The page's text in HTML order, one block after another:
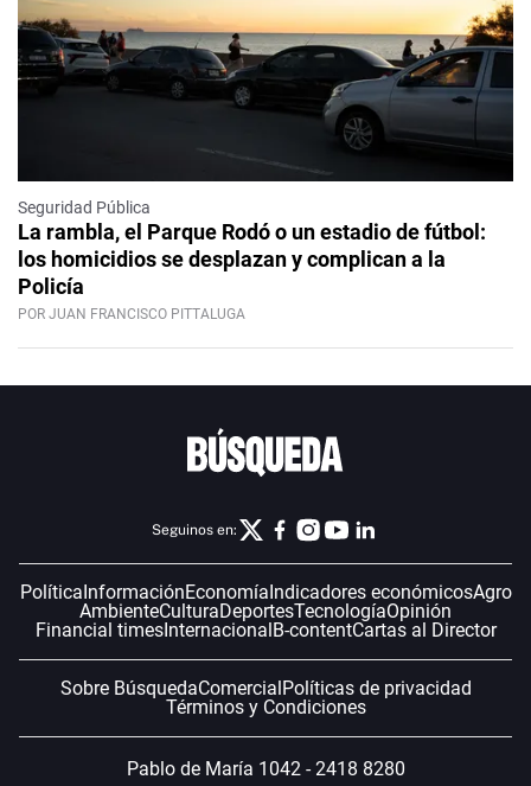
Seguridad Pública
La rambla, el Parque Rodó o un estadio de fútbol:
los homicidios se desplazan y complican a la
Policía
POR JUAN FRANCISCO PITTALUGA
Seguinos en:
Política InformaciónEconomía Indicadores económicosAgro
AmbienteCulturaDeportesTecnologíaOpinión
Financial timesInternacional B-contentCartas al Director
Sobre BúsquedaComercial Políticas de privacidad
Términos y Condiciones
Pablo de María 1042 - 2418 8280